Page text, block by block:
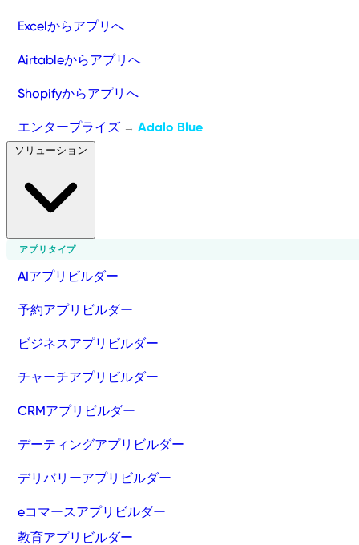
Excelからアプリへ
Airtableからアプリへ
Shopifyからアプリへ
エンタープライズ → Adalo Blue
アプリタイプ
AIアプリビルダー
予約アプリビルダー
ビジネスアプリビルダー
チャーチアプリビルダー
CRMアプリビルダー
デーティングアプリビルダー
デリバリーアプリビルダー
eコマースアプリビルダー
教育アプリビルダー